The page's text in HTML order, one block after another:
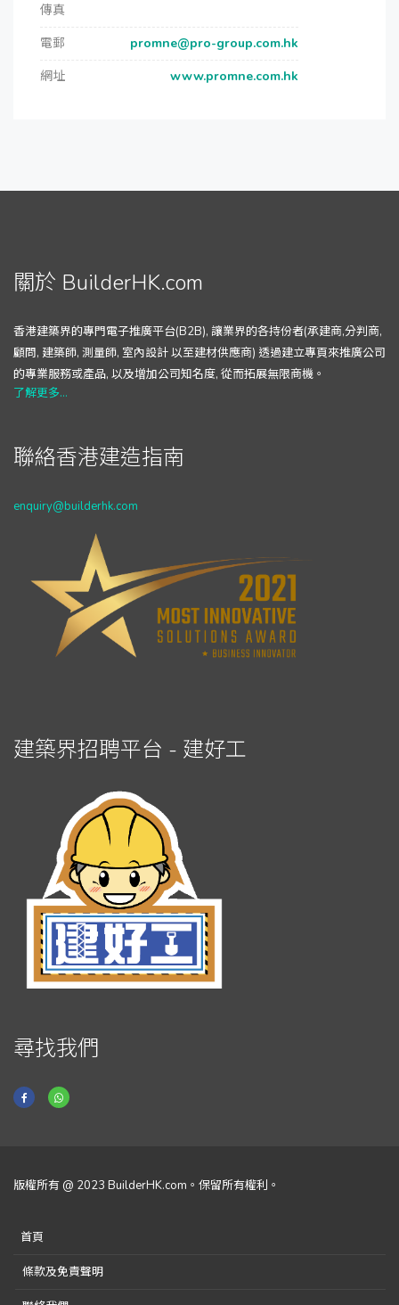
傳真
電郵
promne@pro-group.com.hk
網址
www.promne.com.hk
關於 BuilderHK.com
香港建築界的專門電子推廣平台(B2B), 讓業界的各持份者(承建商,分判商,
顧問, 建築師, 測量師, 室內設計 以至建材供應商) 透過建立專頁來推廣公司
的專業服務或產品, 以及增加公司知名度, 從而拓展無限商機。
了解更多...
聯絡香港建造指南
enquiry@builderhk.com
建築界招聘平台 - 建好工
尋找我們
版權所有 @ 2023 BuilderHK.com。保留所有權利。
首頁
條款及免責聲明